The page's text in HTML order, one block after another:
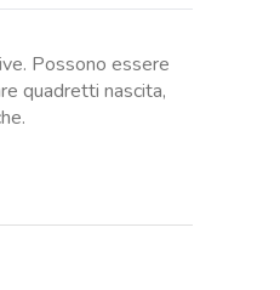
Possono essere
quadretti nascita,